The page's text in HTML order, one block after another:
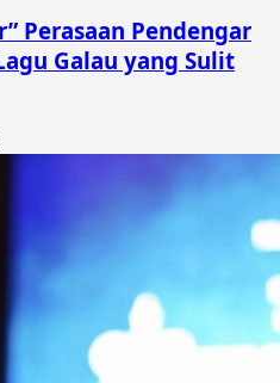
Perasaan Pendengar
Galau yang Sulit